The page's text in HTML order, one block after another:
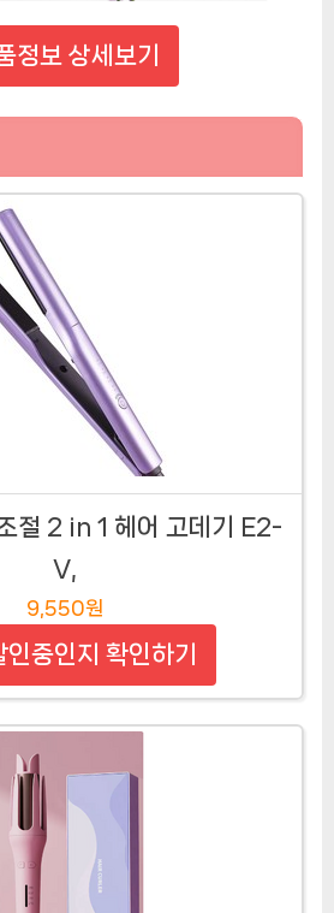
정보 상세보기
절 2 in 1 헤어 고데기 E2-
V,
9,550원
인중인지 확인하기